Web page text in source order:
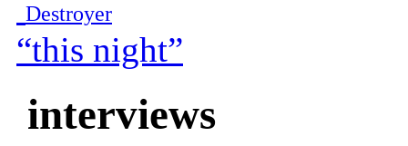
Destroyer
“this night”
interviews